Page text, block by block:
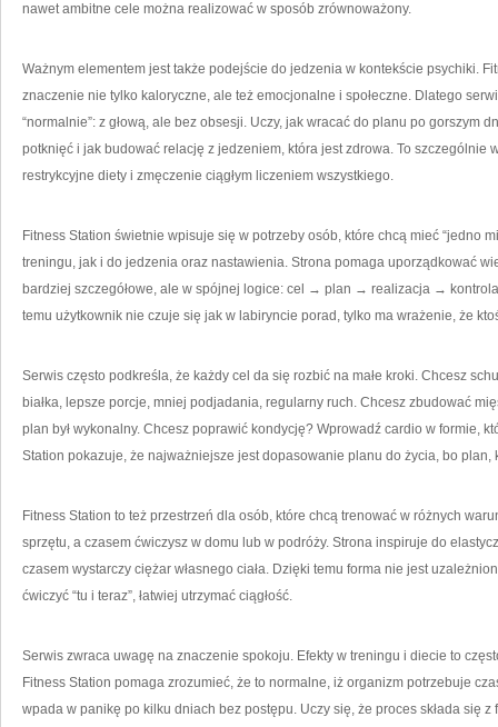
nawet ambitne cele można realizować w sposób zrównoważony.
Ważnym elementem jest także podejście do jedzenia w kontekście psychiki.
znaczenie nie tylko kaloryczne, ale też emocjonalne i społeczne. Dlatego
“normalnie”: z głową, ale bez obsesji. Uczy, jak wracać do planu po gorszym
potknięć i jak budować relację z jedzeniem, która jest zdrowa. To szczególnie
restrykcyjne diety i zmęczenie ciągłym liczeniem wszystkiego.
Fitness Station świetnie wpisuje się w potrzeby osób, które chcą mieć “jedno
treningu, jak i do jedzenia oraz nastawienia. Strona pomaga uporządkować
bardziej szczegółowe, ale w spójnej logice: cel → plan → realizacja →
temu użytkownik nie czuje się jak w labiryncie porad, tylko ma wrażenie, że
Serwis często podkreśla, że każdy cel da się rozbić na małe kroki. Chcesz
białka, lepsze porcje, mniej podjadania, regularny ruch. Chcesz zbudować
plan był wykonalny. Chcesz poprawić kondycję? Wprowadź cardio w formie,
Station pokazuje, że najważniejsze jest dopasowanie planu do życia, bo
Fitness Station to też przestrzeń dla osób, które chcą trenować w różnych
sprzętu, a czasem ćwiczysz w domu lub w podróży. Strona inspiruje do
czasem wystarczy ciężar własnego ciała. Dzięki temu forma nie jest
ćwiczyć “tu i teraz”, łatwiej utrzymać ciągłość.
Serwis zwraca uwagę na znaczenie spokoju. Efekty w treningu i diecie to
Fitness Station pomaga zrozumieć, że to normalne, iż organizm potrzebuje
wpada w panikę po kilku dniach bez postępu. Uczy się, że proces składa się